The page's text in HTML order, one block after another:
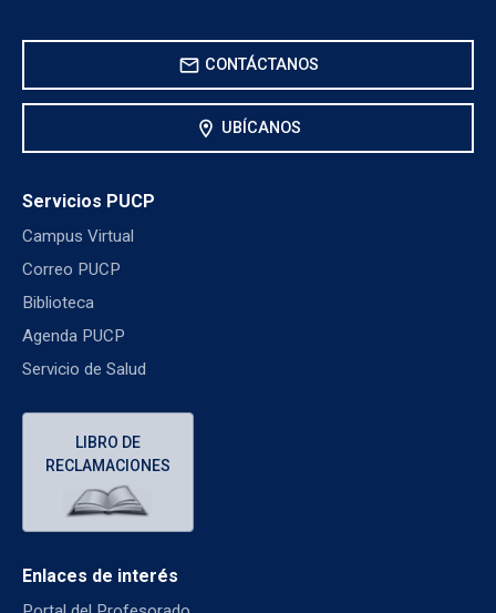
mail CONTÁCTANOS
location_on UBÍCANOS
Servicios PUCP
Campus Virtual
Correo PUCP
Biblioteca
Agenda PUCP
Servicio de Salud
LIBRO DE
RECLAMACIONES
Enlaces de interés